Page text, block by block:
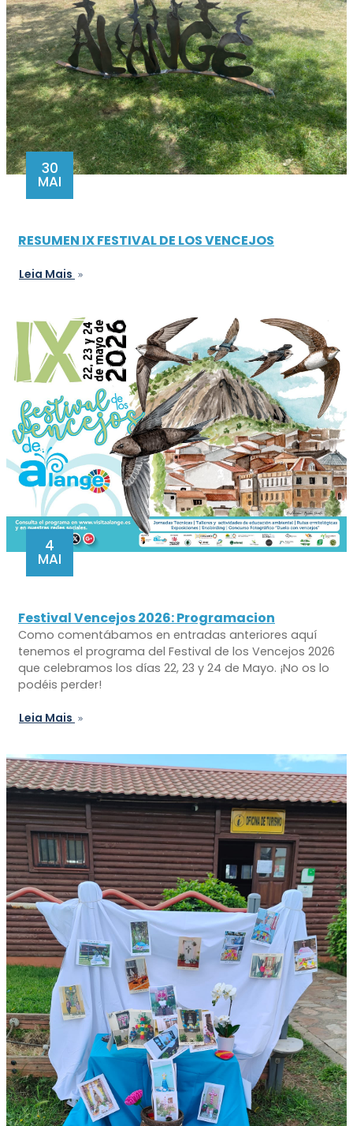
30
MAI
RESUMEN IX FESTIVAL DE LOS VENCEJOS
Leia Mais
4
MAI
Festival Vencejos 2026: Programacion
Como comentábamos en entradas anteriores aquí
tenemos el programa del Festival de los Vencejos 2026
que celebramos los días 22, 23 y 24 de Mayo. ¡No os lo
podéis perder!
Leia Mais